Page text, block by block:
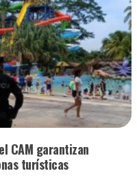
CAM garantizan
turísticas